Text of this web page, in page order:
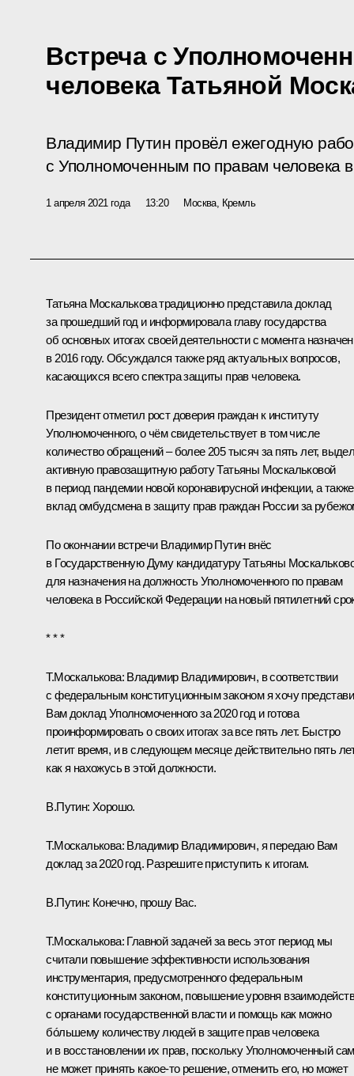
Встреча с
человека Татьяной
Владимир Путин провёл ежегодную
с Уполномоченным по правам человека
1 апреля 2021 года 13:20 Москва, Кремль
Татьяна Москалькова традиционно представила доклад
за прошедший год и информировала главу государства
об основных итогах своей деятельности с момента
в 2016 году. Обсуждался также ряд актуальных вопросов,
касающихся всего спектра защиты прав человека.
Президент отметил рост доверия граждан к институту
Уполномоченного, о чём свидетельствует в том числе
количество обращений – более 205 тысяч за пять лет,
активную правозащитную работу Татьяны Москальковой
в период пандемии новой коронавирусной инфекции, а также
вклад омбудсмена в защиту прав граждан России за
По окончании встречи Владимир Путин внёс
в Государственную Думу кандидатуру Татьяны
для назначения на должность Уполномоченного по правам
человека в Российской Федерации на новый пятилетний
* * *
Т.Москалькова: Владимир Владимирович, в соответствии
с федеральным конституционным законом я хочу
Вам доклад Уполномоченного за 2020 год и готова
проинформировать о своих итогах за все пять лет. Быстро
летит время, и в следующем месяце действительно пять
как я нахожусь в этой должности.
В.Путин: Хорошо.
Т.Москалькова: Владимир Владимирович, я передаю Вам
доклад за 2020 год. Разрешите приступить к итогам.
В.Путин: Конечно, прошу Вас.
Т.Москалькова: Главной задачей за весь этот период мы
считали повышение эффективности использования
инструментария, предусмотренного федеральным
конституционным законом, повышение уровня
с органами государственной власти и помощь как можно
бóльшему количеству людей в защите прав человека
и в восстановлении их прав, поскольку Уполномоченный сам
не может принять какое-то решение, отменить его, но может